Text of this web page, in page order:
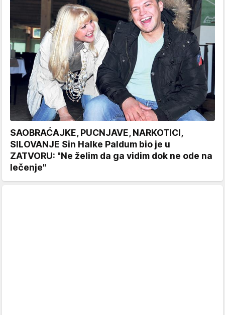
SAOBRAĆAJKE, PUCNJAVE, NARKOTICI,
SILOVANJE Sin Halke Paldum bio je u
ZATVORU: "Ne želim da ga vidim dok ne ode na
lečenje"